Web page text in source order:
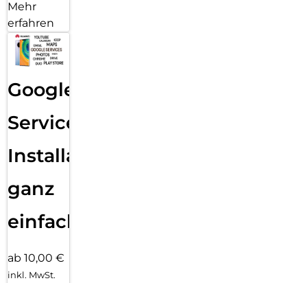
Mehr
erfahren
Google
Services
Installation
ganz
einfach
ab 10,00 €
inkl. MwSt.